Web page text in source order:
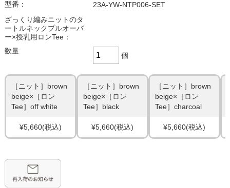
型番：
23A-YW-NTP006-SET
ざっくり編みニットのタ
ートルネックプルオーバ
ー×授乳用ロンTee：
数量:
個
［ニット］brown
beige×［ロン
Tee］off white
¥5,660(税込)
［ニット］brown
beige×［ロン
Tee］black
¥5,660(税込)
［ニット］brown
beige×［ロン
Tee］charcoal
¥5,660(税込)